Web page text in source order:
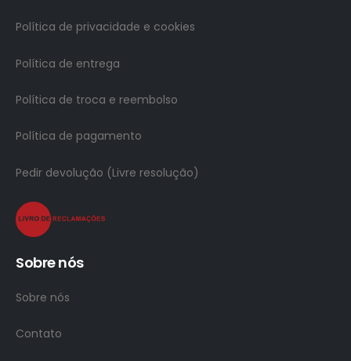
Política de privacidade e cookies
Política de entrega
Política de troca e reembolso
Política de pagamento
Pedir devolução (Livre resolução)
Sobre nós
Sobre nós
Contato